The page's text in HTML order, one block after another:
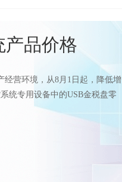
产品价格
经营环境，从8月1日起，降低增
统专用设备中的USB金税盘零